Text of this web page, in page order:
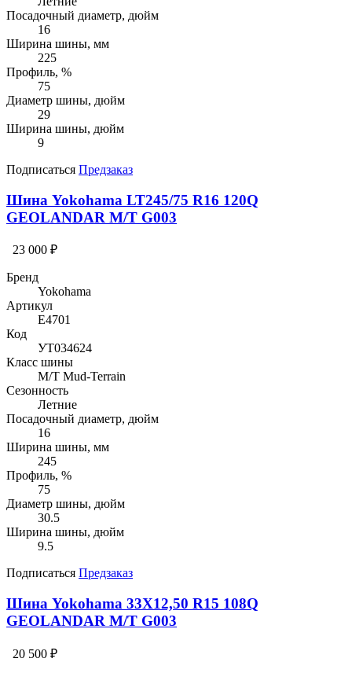
Посадочный диаметр, дюйм
16
Ширина шины, мм
225
Профиль, %
75
Диаметр шины, дюйм
29
Ширина шины, дюйм
9
Подписаться Предзаказ
Шина Yokohama LT245/75 R16 120Q
GEOLANDAR M/T G003
23 000 ₽
Бренд
Yokohama
Артикул
E4701
Код
УТ034624
Класс шины
M/T Mud-Terrain
Сезонность
Летние
Посадочный диаметр, дюйм
16
Ширина шины, мм
245
Профиль, %
75
Диаметр шины, дюйм
30.5
Ширина шины, дюйм
9.5
Подписаться Предзаказ
Шина Yokohama 33X12,50 R15 108Q
GEOLANDAR M/T G003
20 500 ₽